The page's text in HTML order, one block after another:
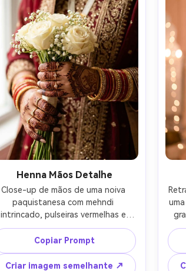
Henna Mãos Detalhe
Close-up de mãos de uma noiva
paquistanesa com mehndi
intrincado, pulseiras vermelhas e
douradas, anéis delicados,
segurando um pequeno buquê de
rosas brancas, roupa de noiva
embaçada suave ao fundo, tirado
Copiar Prompt
Criar imagem semelhante ↗